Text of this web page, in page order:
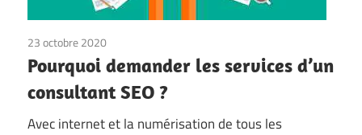
23 octobre 2020
Pourquoi demander les services d’un
consultant SEO ?
Avec internet et la numérisation de tous les